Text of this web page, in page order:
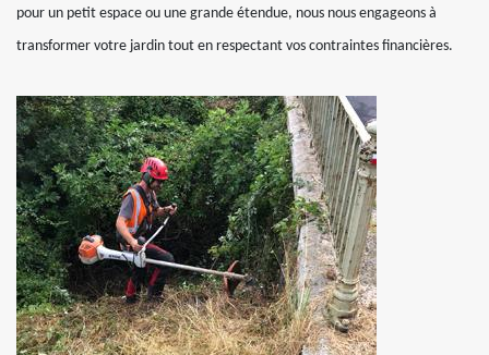
pour un petit espace ou une grande étendue, nous nous engageons à
transformer votre jardin tout en respectant vos contraintes financières.